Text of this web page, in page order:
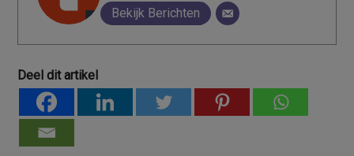
Bekijk Berichten
Deel dit artikel